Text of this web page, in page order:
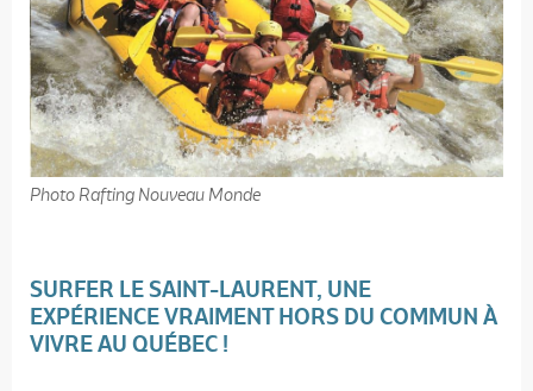
Photo Rafting Nouveau Monde
SURFER LE SAINT-LAURENT, UNE
EXPÉRIENCE VRAIMENT HORS DU COMMUN À
VIVRE AU QUÉBEC !